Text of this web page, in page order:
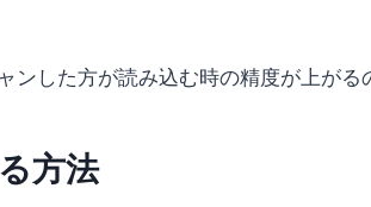
ンした方が読み込む時の精度が上がる
方法